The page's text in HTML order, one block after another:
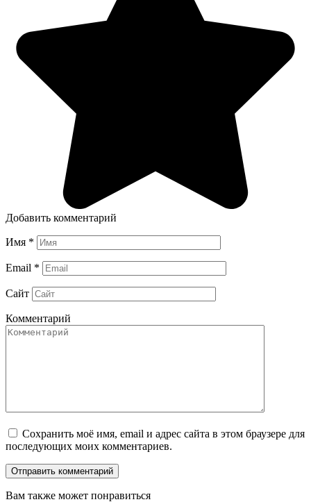
Добавить комментарий
Имя *
Email *
Сайт
Комментарий
Сохранить моё имя, email и адрес сайта в этом браузере для
последующих моих комментариев.
Вам также может понравиться